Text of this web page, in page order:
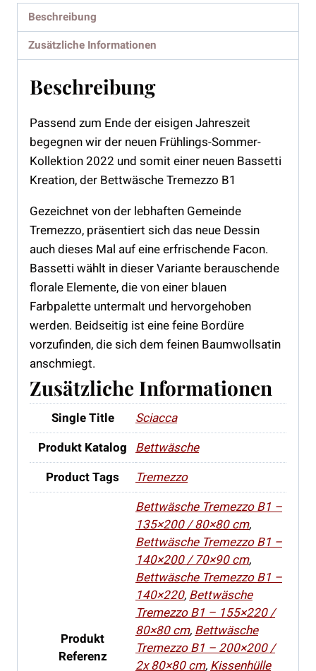
Beschreibung
Zusätzliche Informationen
Beschreibung
Passend zum Ende der eisigen Jahreszeit
begegnen wir der neuen Frühlings-Sommer-
Kollektion 2022 und somit einer neuen Bassetti
Kreation, der Bettwäsche Tremezzo B1
Gezeichnet von der lebhaften Gemeinde
Tremezzo, präsentiert sich das neue Dessin
auch dieses Mal auf eine erfrischende Facon.
Bassetti wählt in dieser Variante berauschende
florale Elemente, die von einer blauen
Farbpalette untermalt und hervorgehoben
werden. Beidseitig ist eine feine Bordüre
vorzufinden, die sich dem feinen Baumwollsatin
anschmiegt.
Zusätzliche Informationen
Single Title
Sciacca
Produkt Katalog Bettwäsche
Product Tags
Tremezzo
Produkt
Referenz
Bettwäsche Tremezzo B1 –
135×200 / 80×80 cm,
Bettwäsche Tremezzo B1 –
140×200 / 70×90 cm,
Bettwäsche Tremezzo B1 –
140×220,Bettwäsche
Tremezzo B1 – 155×220 /
80×80 cm,Bettwäsche
Tremezzo B1 – 200×200 /
2x 80×80 cm,Kissenhülle